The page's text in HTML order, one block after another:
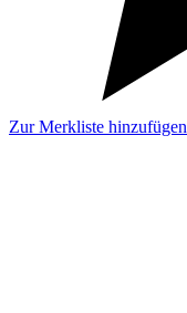
Zur Merkliste hinzufügen